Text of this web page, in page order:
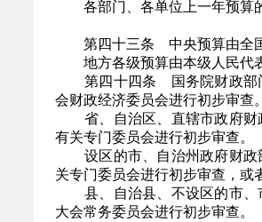
各部门、各单位上一年预算
第四十三条 中央预算由全国
地方各级预算由本级人民代表
第四十四条 国务院财政部门
会财政经济委员会进行初步审查。
省、自治区、直辖市政府财
有关专门委员会进行初步审查。
设区的市、自治州政府财政
关专门委员会进行初步审查，或
县、自治县、不设区的市、
大会常务委员会进行初步审查。